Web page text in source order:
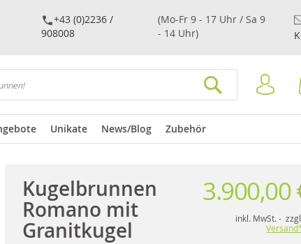
+43 (0)2236 /
908008
(Mo-Fr 9 - 17 Uhr / Sa 9
- 14 Uhr)
Unikate News/Blog Zubehör
Kugelbrunnen
Romano mit
Granitkugel
3.900,00
inkl. MwSt. -